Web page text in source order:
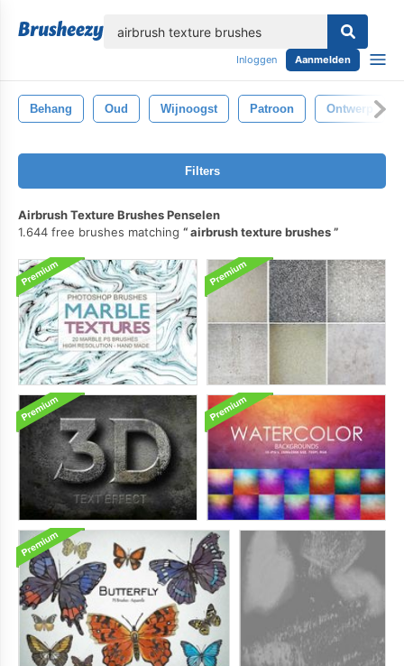
Inloggen Aanmelden
Behang Oud Wijnoogst Patroon Ontwerp
Filters
Airbrush Texture Brushes Penselen
1.644 free brushes matching
airbrush texture brushes